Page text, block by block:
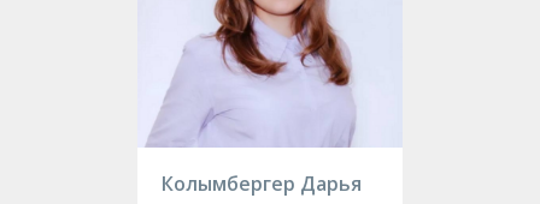
Колымбергер Дарья